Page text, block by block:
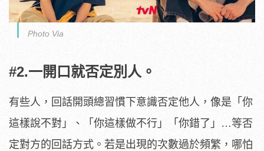
Photo Via
#2.一開口就否定別人。
有些人，回話開頭總習慣下意識否定他人，像是「你
這樣說不對」、「你這樣做不行」「你錯了」…等否
定對方的回話方式。若是出現的次數過於頻繁，哪怕